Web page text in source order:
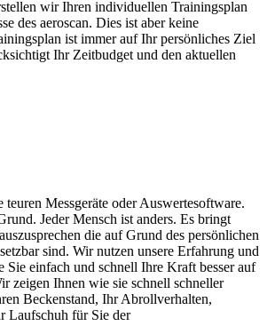
wir Ihren individuellen Trainingsplan
des aeroscan. Dies ist aber keine
ist immer auf Ihr persönliches Ziel
Ihr Zeitbudget und den aktuellen
Messgeräte oder Auswertesoftware.
Jeder Mensch ist anders. Es bringt
die auf Grund des persönlichen
sind. Wir nutzen unsere Erfahrung und
Sie einfach und schnell Ihre Kraft besser auf
zeigen Ihnen wie sie schnell schneller
Beckenstand, Ihr Abrollverhalten,
Laufschuh für Sie der